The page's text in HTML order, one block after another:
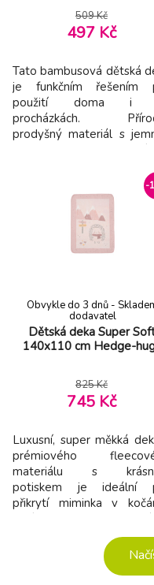
509 Kč
497 Kč
Tato bambusová dětská
je funkčním řešením
použití doma i
procházkách.
prodyšný materiál s
dítěte. Je vhodná
alergiky. Bambusový
zajišťuje svěžest a
díky svým
antistatickým
-
Dětská deka Super
140x110 cm Hedge-
Obvykle do 3 dnů -
dodavatel
825 Kč
745 Kč
Luxusní, super měkká
prémiového
materiálu s
potiskem je ideální
přikrytí miminka v
Deka v dárkovém
vhodná i jako dárek
narození miminka.